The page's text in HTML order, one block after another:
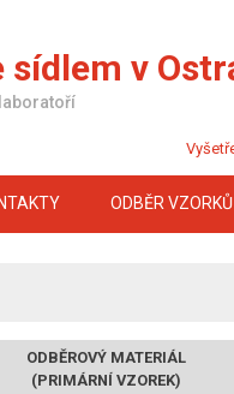
v
ODBĚR VZORKŮ
ODBĚROVÝ MATERIÁL
(PRIMÁRNÍ VZOREK)